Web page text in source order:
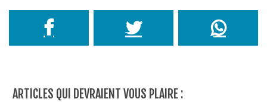
ARTICLES QUI DEVRAIENT VOUS PLAIRE :